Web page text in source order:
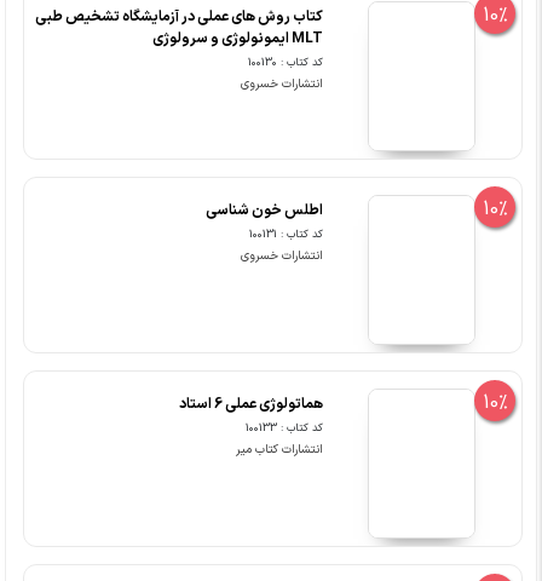
10%
کتاب روش های عملی در آزمایشگاه تشخیص طبی
MLT ایمونولوژی و سرولوژی
کد کتاب : 100130
انتشارات خسروی
10% اطلس خون شناسی
کد کتاب : 100131
انتشارات خسروی
10% هماتولوژی عملی 6 استاد
کد کتاب : 100133
انتشارات کتاب میر